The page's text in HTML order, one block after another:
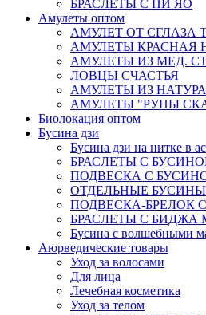
БРАСЛЕТЫ С ПИ ЯО
Амулеты оптом
АМУЛЕТ ОТ СГЛАЗА
АМУЛЕТЫ КРАСНАЯ
АМУЛЕТЫ ИЗ МЕД.
ЛОВЦЫ СЧАСТЬЯ
АМУЛЕТЫ ИЗ
АМУЛЕТЫ "РУНЫ
Биолокация оптом
Бусина дзи
Бусина дзи на нитке в
БРАСЛЕТЫ С
ПОДВЕСКА С
ОТДЕЛЬНЫЕ БУСИНЫ
ПОДВЕСКА-БРЕЛОК
БРАСЛЕТЫ С БИДЖА
Бусина с волшебными
Аюрведические товары
Уход за волосами
Для лица
Лечебная косметика
Уход за телом